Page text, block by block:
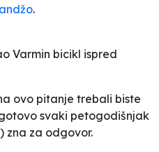
.
Varmin bicikl ispred
ovo pitanje trebali biste
svaki petogodišnjak
zna za odgovor.